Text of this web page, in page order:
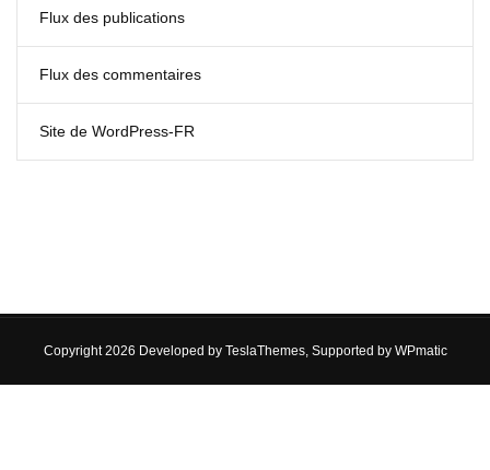
Flux des publications
Flux des commentaires
Site de WordPress-FR
Copyright 2026 Developed by TeslaThemes, Supported by WPmatic